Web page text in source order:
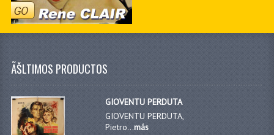
ÃŠLTIMOS PRODUCTOS
GIOVENTU PERDUTA
GIOVENTU PERDUTA,
Pietro...más